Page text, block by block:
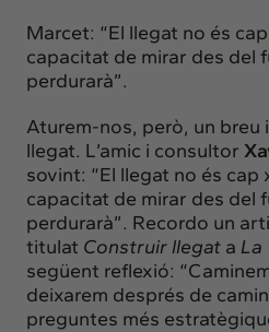
Marcet: “El llegat no és
capacitat de mirar des del
perdurarà”.
Aturem-nos, però, un breu
llegat. L’amic i consultor
sovint: “El llegat no és cap
capacitat de mirar des del
perdurarà”. Recordo un
titulat Construir llegat a La
següent reflexió:
deixarem després de
preguntes més